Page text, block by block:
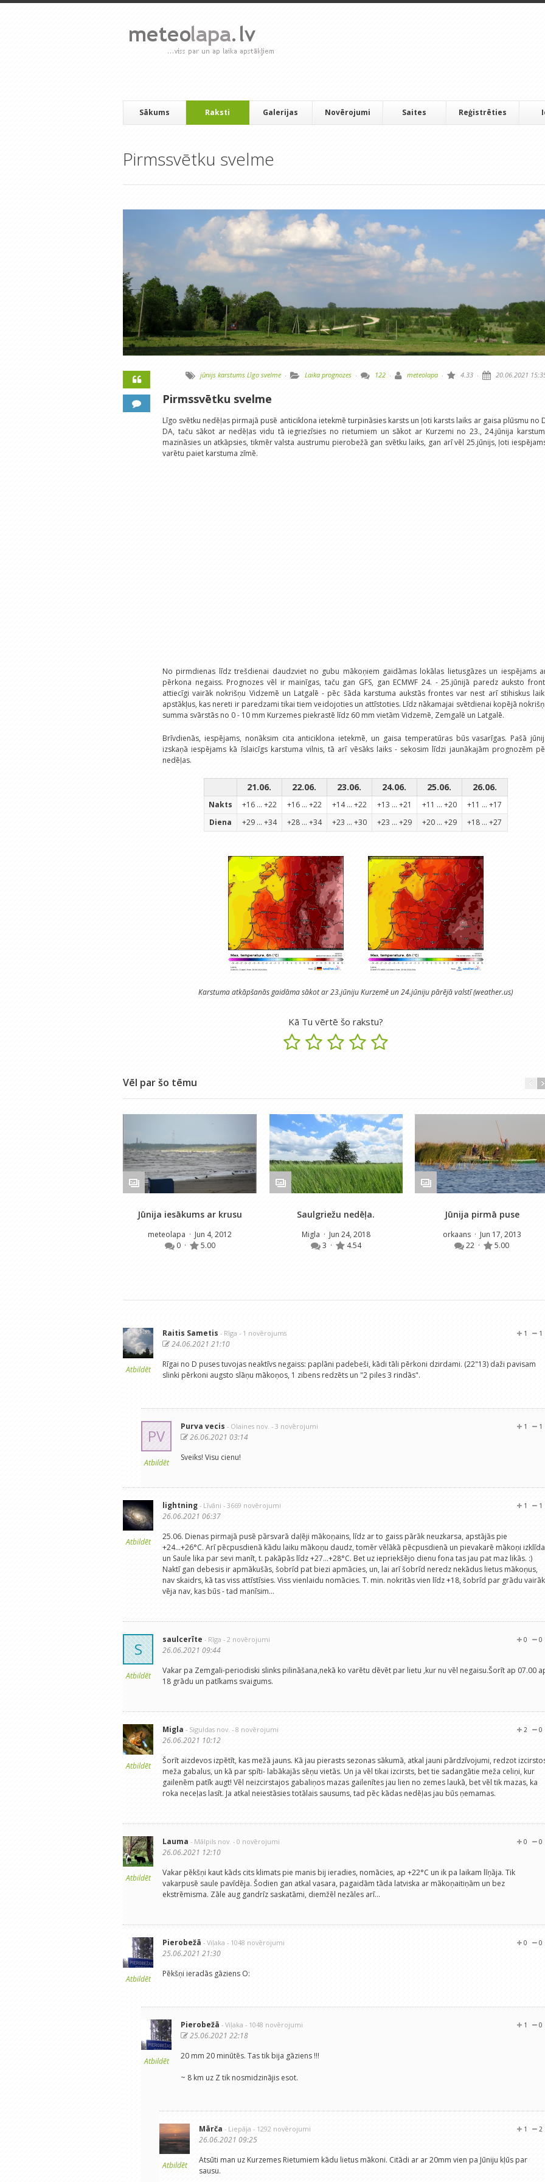
Sākums Raksti Galerijas Novērojumi Saites Reģistrēties
Pirmssvētku svelme
jūnijs karstums Līgo svelme · Laika prognozes · 122 · meteolapa · 4.33 · 20.06.2021
Pirmssvētku svelme
Līgo svētku nedēļas pirmajā pusē anticiklona ietekmē turpināsies karsts un ļoti karsts laiks ar gaisa plūsmu no
DA, taču sākot ar nedēļas vidu tā iegriezīsies no rietumiem un sākot ar Kurzemi no 23., 24.jūnija
mazināsies un atkāpsies, tikmēr valsta austrumu pierobežā gan svētku laiks, gan arī vēl 25.jūnijs, ļoti
varētu paiet karstuma zīmē.
No pirmdienas līdz trešdienai daudzviet no gubu mākoņiem gaidāmas lokālas lietusgāzes un iespējams
pērkona negaiss. Prognozes vēl ir mainīgas, taču gan GFS, gan ECMWF 24. - 25.jūnijā paredz auksto
attiecīgi vairāk nokrišņu Vidzemē un Latgalē - pēc šāda karstuma aukstās frontes var nest arī stihiskus
apstākļus, kas nereti ir paredzami tikai tiem veidojoties un attīstoties. Līdz nākamajai svētdienai kopējā
summa svārstās no 0 - 10 mm Kurzemes piekrastē līdz 60 mm vietām Vidzemē, Zemgalē un Latgalē.
Brīvdienās, iespējams, nonāksim cita anticiklona ietekmē, un gaisa temperatūras būs vasarīgas. Pašā
izskaņā iespējams kā īslaicīgs karstuma vilnis, tā arī vēsāks laiks - sekosim līdzi jaunākajām prognozēm
nedēļas.
21.06. 22.06. 23.06. 24.06. 25.06. 26.06.
Nakts +16 ... +22 +16 ... +22 +14 ... +22 +13 ... +21 +11 ... +20
+11 ... +17
Diena
+29 ... +34 +28 ... +34 +23 ... +30 +23 ... +29 +20 ... +29 +18 ... +27
Karstuma atkāpšanās gaidāma sākot ar 23.jūniju Kurzemē un 24.jūniju pārējā valstī (weather.us)
Kā Tu vērtē šo rakstu?
Vēl par šo tēmu
Jūnija iesākums ar krusu
meteolapa · Jun 4, 2012
0 · 5.00
Saulgriežu nedēļa.
Migla · Jun 24, 2018
3 · 4.54
Jūnija pirmā puse
orkaans · Jun 17, 2013
22 · 5.00
Atbildēt
Raitis Sametis - Rīga - 1 novērojums 1
1
24.06.2021 21:10
Rīgai no D puses tuvojas neaktīvs negaiss: paplāni padebeši, kādi tāli pērkoni dzirdami. (22"13) daži pavisam
slinki pērkoni augsto slāņu mākoņos, 1 zibens redzēts un "2 piles 3 rindās".
PV
Atbildēt
Purva vecis - Olaines nov. - 3 novērojumi 1
1
26.06.2021 03:14
Sveiks! Visu cienu!
Atbildēt
lightning - Līvāni - 3669 novērojumi 1
1
26.06.2021 06:37
25.06. Dienas pirmajā pusē pārsvarā daļēji mākoņains, līdz ar to gaiss pārāk neuzkarsa, apstājās pie
+24...+26°C. Arī pēcpusdienā kādu laiku mākoņu daudz, tomēr vēlākā pēcpusdienā un pievakarē mākoņi izklīda
un Saule lika par sevi manīt, t. pakāpās līdz +27...+28°C. Bet uz iepriekšējo dienu fona tas jau pat maz likās. :)
Naktī gan debesis ir apmākušās, šobrīd pat biezi apmācies, un, lai arī šobrīd neredz nekādus lietus mākoņus,
nav skaidrs, kā tas viss attīstīsies. Viss vienlaidu nomācies. T. min. nokritās vien līdz +18, šobrīd par grādu
vēja nav, kas būs - tad manīsim...
S
Atbildēt
saulcerīte - Rīga - 2 novērojumi 0
0
26.06.2021 09:44
Vakar pa Zemgali-periodiski slinks pilināšana,nekā ko varētu dēvēt par lietu ,kur nu vēl negaisu.Šorīt ap 07.00
18 grādu un patīkams svaigums.
Atbildēt
Migla - Siguldas nov. - 8 novērojumi 0
2
26.06.2021 10:12
Šorīt aizdevos izpētīt, kas mežā jauns. Kā jau pierasts sezonas sākumā, atkal jauni pārdzīvojumi, redzot
meža gabalus, un kā par spīti- labākajās sēņu vietās. Un ja vēl tikai izcirsts, bet tie sadangātie meža celiņi, kur
gailenēm patīk augt! Vēl neizcirstajos gabaliņos mazas gailenītes jau lien no zemes laukā, bet vēl tik mazas, ka
roka neceļas lasīt. Ja atkal neiestāsies totālais sausums, tad pēc kādas nedēļas jau būs ņemamas.
Atbildēt
Lauma - Mālpils nov. - 0 novērojumi 0
0
26.06.2021 12:10
Vakar pēkšņi kaut kāds cits klimats pie manis bij ieradies, nomācies, ap +22°C un ik pa laikam līņāja. Tik
vakarpusē saule pavīdēja. Šodien gan atkal vasara, pagaidām tāda latviska ar mākoņaitiņām un bez
ekstrēmisma. Zāle aug gandrīz saskatāmi, diemžēl nezāles arī...
Atbildēt
Pierobežā - Viļaka - 1048 novērojumi 0
0
25.06.2021 21:30
Pēkšņi ieradās gāziens O:
Atbildēt
Pierobežā - Viļaka - 1048 novērojumi 0
1
25.06.2021 22:18
20 mm 20 minūtēs. Tas tik bija gāziens !!!
~ 8 km uz Z tik nosmidzinājis esot.
Atbildēt
Mārča - Liepāja - 1292 novērojumi 2
1
26.06.2021 09:25
Atsūti man uz Kurzemes Rietumiem kādu lietus mākoni. Citādi ar ar 20mm vien pa Jūniju kļūs par
sausu.